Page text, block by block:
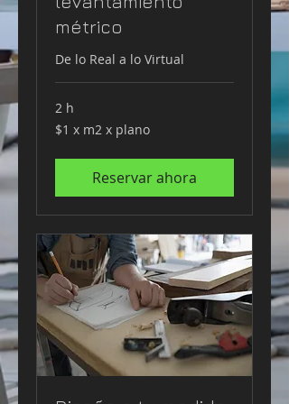
métrico
De lo Real a lo Virtual
2 h
$1
x$1 x m2 x plano
Reservar ahora